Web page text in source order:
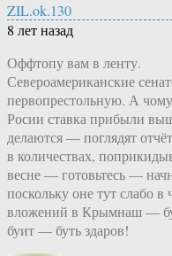
ZIL.ok.130
8 лет назад
Оффтопу вам в ленту.
Североамериканские
первопрестольную. А
Росии ставка прибыли
делаются — поглядят
в количествах,
весне — готовьтесь —
поскольку оне тут слабо
вложений в Крымнаш —
буит — буть здаров!